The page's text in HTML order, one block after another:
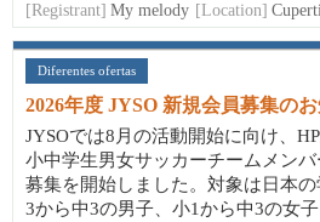
[Registrant] My melody [Location]
Diferentes ofertas
2026年度 JYSO 新規会員募集の
JYSOでは8月の活動開始に向け、
小中学生男女サッカーチームメンバ
募集を開始しました。対象は日本
3から中3の男子、小1から中3の女